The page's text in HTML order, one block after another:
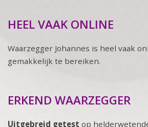
HEEL VAAK ONLINE
Waarzegger Johannes is heel vaak
gemakkelijk te bereiken.
ERKEND WAARZEGGER
Uitgebreid getest op